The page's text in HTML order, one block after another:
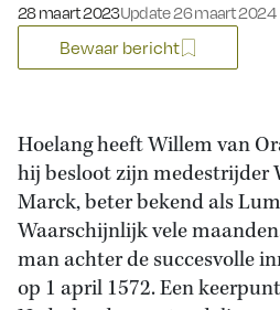
Gepubliceerd op:
28 maart 2023Update 26 maart 2024
Bewaar bericht
Hoelang heeft Willem van
hij besloot zijn medestrijder
Marck, beter bekend als
Waarschijnlijk vele
man achter de succesvolle
op 1 april 1572. Een